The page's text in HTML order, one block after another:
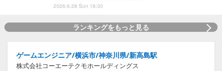
2026.6.28 Sun 18:30
ランキングをもっと見る
ゲームエンジニア/横浜市/神奈川県/新高島駅
株式会社コーエーテクモホールディングス